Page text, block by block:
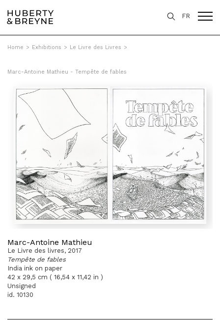
FR
Home > Exhibitions > Le Livre des Livres >
Marc-Antoine Mathieu - Tempête de fables
Marc-Antoine Mathieu
Le Livre des livres, 2017
Tempête de fables
India ink on paper
42 x 29,5 cm ( 16,54 x 11,42 in )
Unsigned
id. 10130